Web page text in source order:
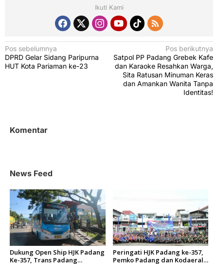
Ikuti Kami
N
a
s
o
s
Pos sebelumnya
DPRD Gelar Sidang Paripurna
HUT Kota Pariaman ke-23
Pos berikutnya
Satpol PP Padang Grebek Kafe
dan Karaoke Resahkan Warga,
Sita Ratusan Minuman Keras
dan Amankan Wanita Tanpa
Identitas!
Komentar
News Feed
Dukung Open Ship HJK Padang
Ke-357, Trans Padang
Peringati HJK Padang ke-357,
Pemko Padang dan Kodaeral